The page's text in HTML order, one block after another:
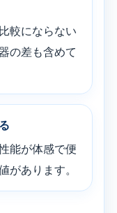
較にならない
の差も含めて
能が体感で便
があります。